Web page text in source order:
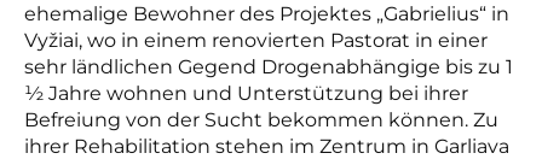
ehemalige Bewohner des Projektes „Gabrielius“ in
Vyžiai, wo in einem renovierten Pastorat in einer
sehr ländlichen Gegend Drogenabhängige bis zu 1
½ Jahre wohnen und Unterstützung bei ihrer
Befreiung von der Sucht bekommen können. Zu
ihrer Rehabilitation stehen im Zentrum in Garliava